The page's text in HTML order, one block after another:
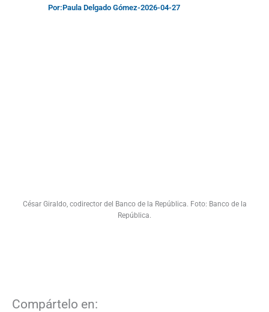
Por:Paula Delgado Gómez-2026-04-27
César Giraldo, codirector del Banco de la República. Foto: Banco de la
República.
Compártelo en: